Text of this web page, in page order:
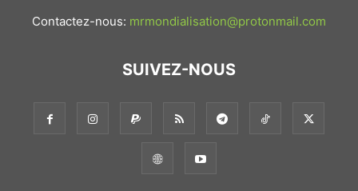
Contactez-nous: mrmondialisation@protonmail.com
SUIVEZ-NOUS